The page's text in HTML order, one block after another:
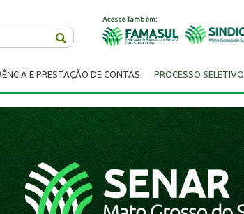
Acesse Também:
E PRESTAÇÃO DE CONTAS PROCESSO SELETIVO